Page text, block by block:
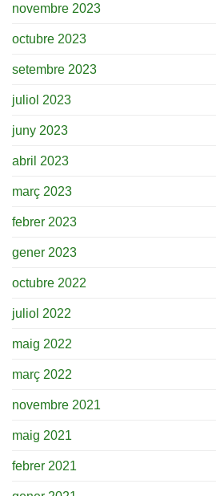
novembre 2023
octubre 2023
setembre 2023
juliol 2023
juny 2023
abril 2023
març 2023
febrer 2023
gener 2023
octubre 2022
juliol 2022
maig 2022
març 2022
novembre 2021
maig 2021
febrer 2021